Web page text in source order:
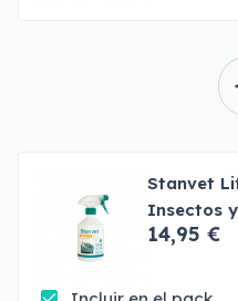
Stanvet
Insectos
14,95 €